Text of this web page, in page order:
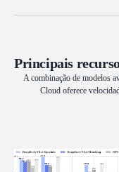
Principais
A combinação de modelos
Cloud oferece